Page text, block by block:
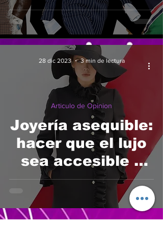
Joyería asequible:
hacer que el lujo
sea accesible y
asequible para
todos
Articulo de Opinion
28 dic 2023 3 min de lectura